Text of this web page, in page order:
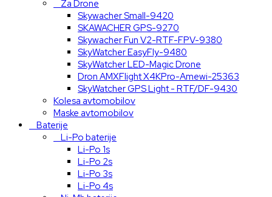
Za Drone
Skywacher Small-9420
SKAWACHER GPS-9270
Skywacher Fun V2-RTF-FPV-9380
SkyWatcher EasyFly-9480
SkyWatcher LED-Magic Drone
Dron AMXFlight X4KPro-Amewi-25363
SkyWatcher GPS Light - RTF/DF-9430
Kolesa avtomobilov
Maske avtomobilov
Baterije
Li-Po baterije
Li-Po 1s
Li-Po 2s
Li-Po 3s
Li-Po 4s